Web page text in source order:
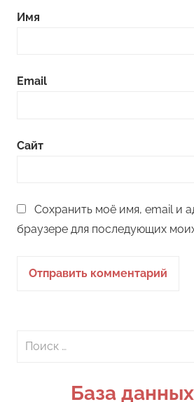
Имя
Email
Сайт
Сохранить моё имя, email и
браузере для последующих
Поиск
База